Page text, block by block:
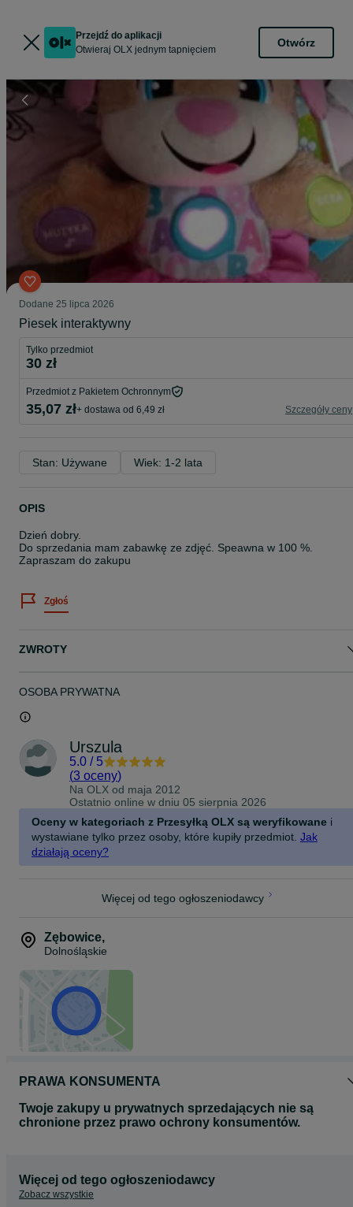
Przejdź do aplikacji
Otwieraj OLX jednym tapnięciem
Otwórz
Dodane 25 lipca 2026
Piesek interaktywny
Tylko przedmiot
30 zł
Przedmiot z Pakietem Ochronnym
35,07 zł+ dostawa od 6,49 zł Szczegóły ceny
Stan: Używane Wiek: 1-2 lata
OPIS
Dzień dobry.
Do sprzedania mam zabawkę ze zdjęć. Speawna w 100 %.
Zapraszam do zakupu
Zgłoś
ZWROTY
OSOBA PRYWATNA
Urszula
5.0 / 5
(3 oceny)
Na OLX od maja 2012
Ostatnio online w dniu 05 sierpnia 2026
Oceny w kategoriach z Przesyłką OLX są weryfikowane i
wystawiane tylko przez osoby, które kupiły przedmiot. Jak
działają oceny?
Więcej od tego ogłoszeniodawcy
Zębowice,
Dolnośląskie
PRAWA KONSUMENTA
Twoje zakupy u prywatnych sprzedających nie są
chronione przez prawo ochrony konsumentów.
Więcej od tego ogłoszeniodawcy
Zobacz wszystkie